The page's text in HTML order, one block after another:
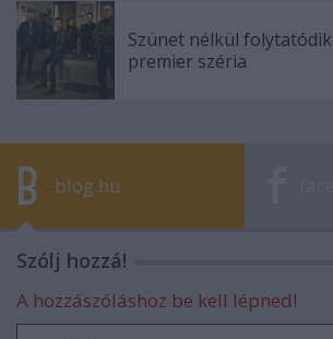
Szünet nélkül
premier széria
blog.hu
Szólj hozzá!
A hozzászóláshoz be kell lépned!